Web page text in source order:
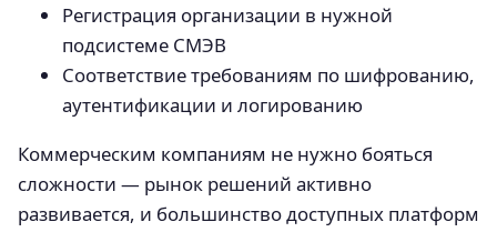
Регистрация организации в нужной
подсистеме СМЭВ
Соответствие требованиям по шифрованию,
аутентификации и логированию
Коммерческим компаниям не нужно бояться
сложности — рынок решений активно
развивается, и большинство доступных платформ